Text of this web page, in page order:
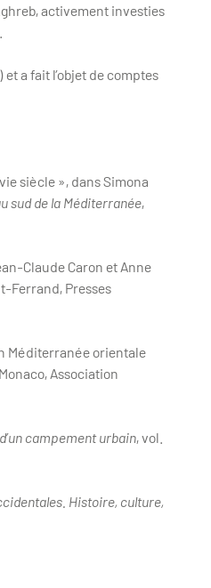
activement investies
et a fait l’objet de comptes
siècle », dans Simona
sud de la Méditerranée,
Claude Caron et Anne
Ferrand, Presses
Méditerranée orientale
Association
campement urbain, vol.
Histoire, culture,